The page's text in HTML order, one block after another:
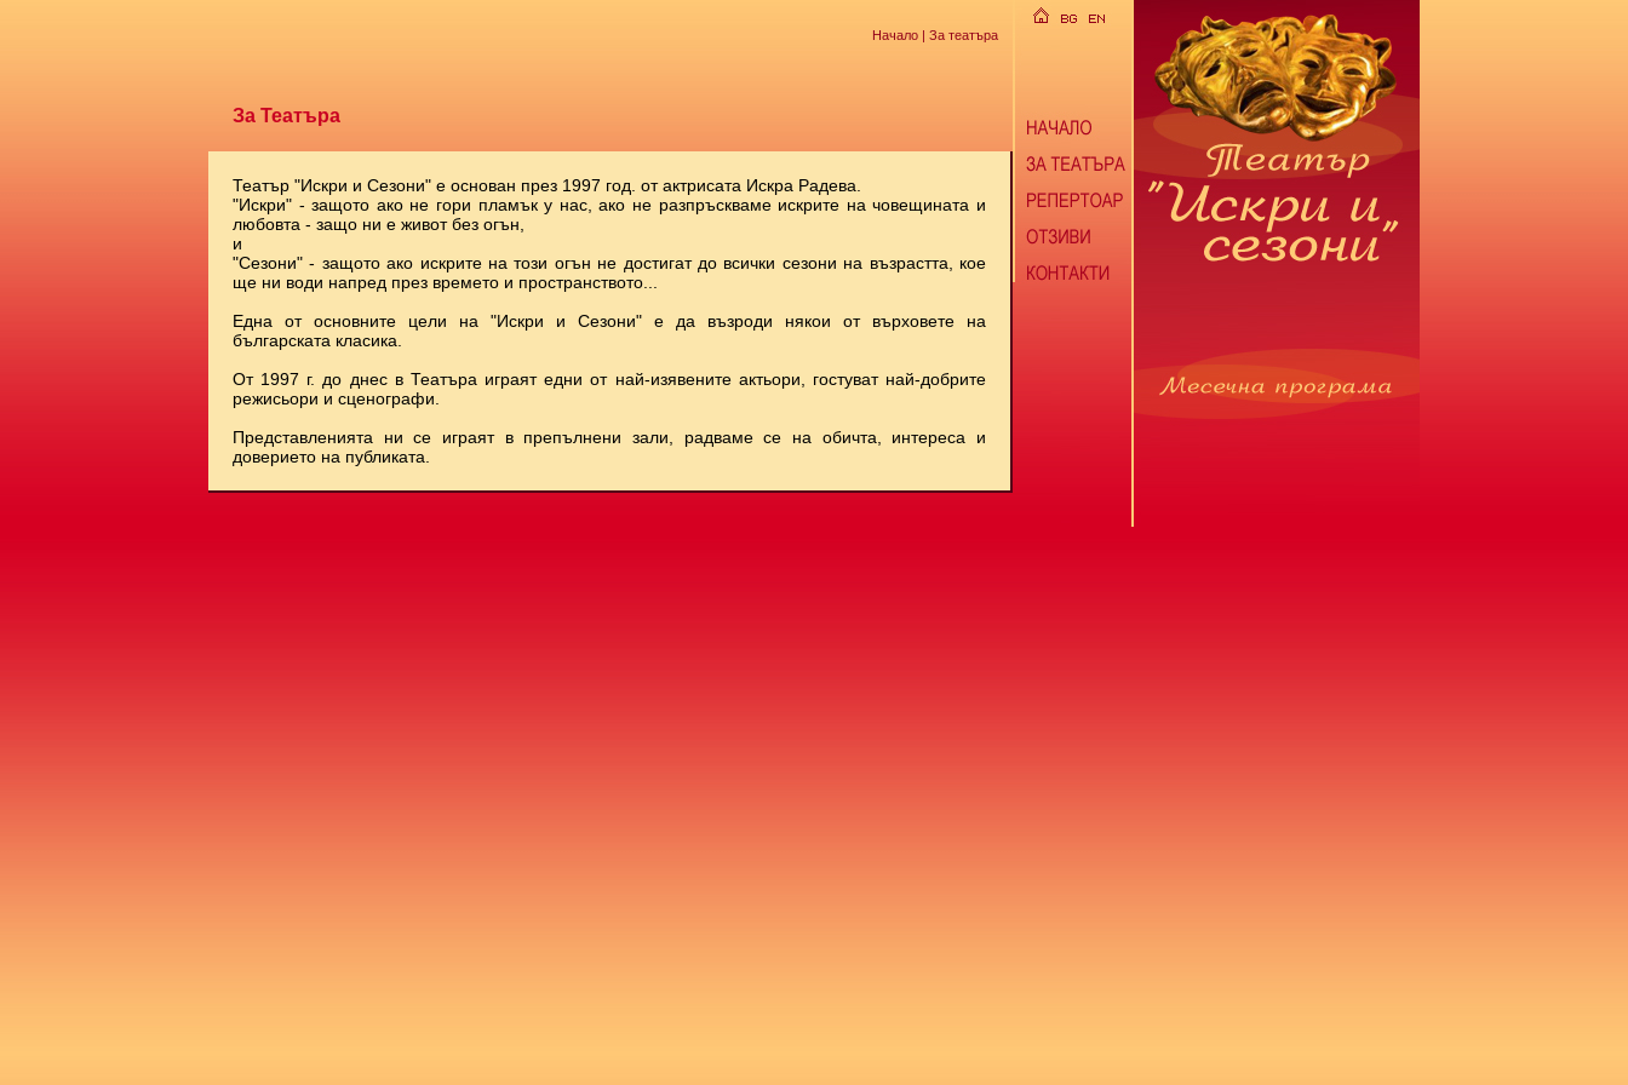
Начало | За театъра
За Театъра
Театър "Искри и Сезони" е основан през 1997 год. от актрисата Искра Радева.
"Искри" - защото ако не гори пламък у нас, ако не разпръскваме искрите на човещината и
любовта - защо ни е живот без огън,
и
"Сезони" - защото ако искрите на този огън не достигат до всички сезони на възрастта, кое
ще ни води напред през времето и пространството...
Една от основните цели на "Искри и Сезони" е да възроди някои от върховете на
българската класика.
От 1997 г. до днес в Театъра играят едни от най-изявените актьори, гостуват най-добрите
режисьори и сценографи.
Представленията ни се играят в препълнени зали, радваме се на обичта, интереса и
доверието на публиката.